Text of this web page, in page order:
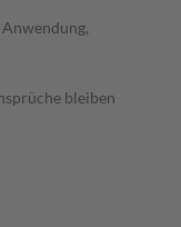
bleiben